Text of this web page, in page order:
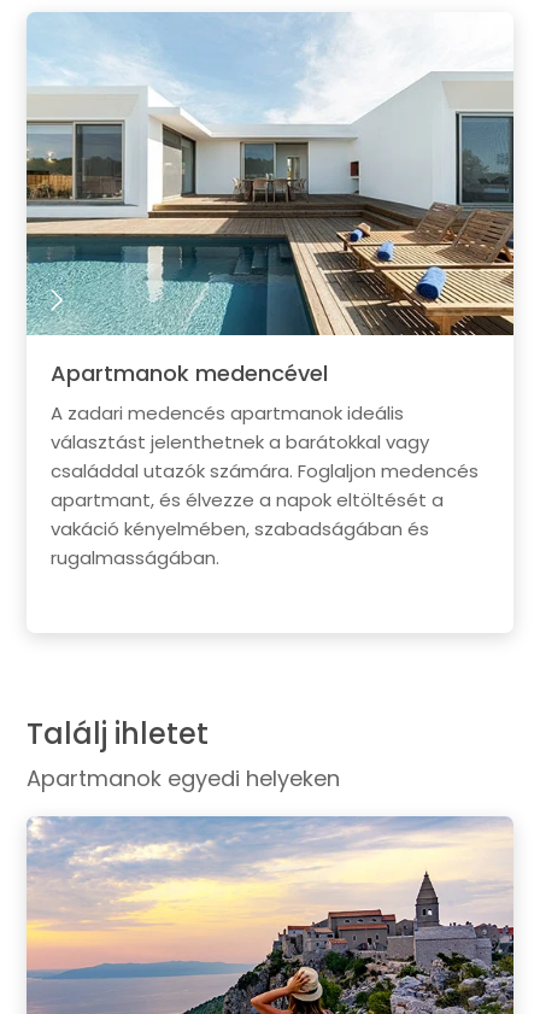
Apartmanok medencével
A zadari medencés apartmanok ideális
választást jelenthetnek a barátokkal vagy
családdal utazók számára. Foglaljon medencés
apartmant, és élvezze a napok eltöltését a
vakáció kényelmében, szabadságában és
rugalmasságában.
Találj ihletet
Apartmanok egyedi helyeken